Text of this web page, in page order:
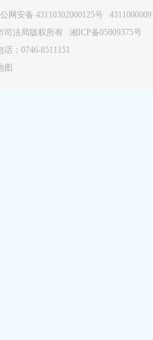
网安备 43110302000125号 4311000009
司法局版权所有 湘ICP备05009375号
话：0746-8511151
图